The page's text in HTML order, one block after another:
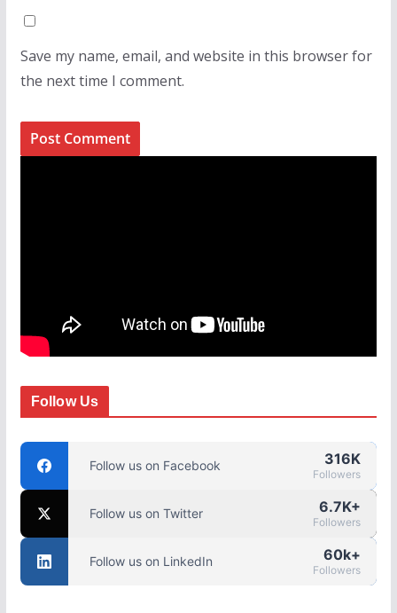
Save my name, email, and website in this browser for
the next time I comment.
Follow Us
Follow us on Facebook 316K
Followers
Follow us on Twitter 6.7K+
Followers
Follow us on LinkedIn 60k+
Followers